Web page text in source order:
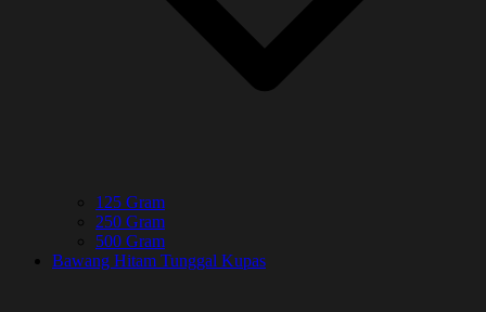
125 Gram
250 Gram
500 Gram
Bawang Hitam Tunggal Kupas